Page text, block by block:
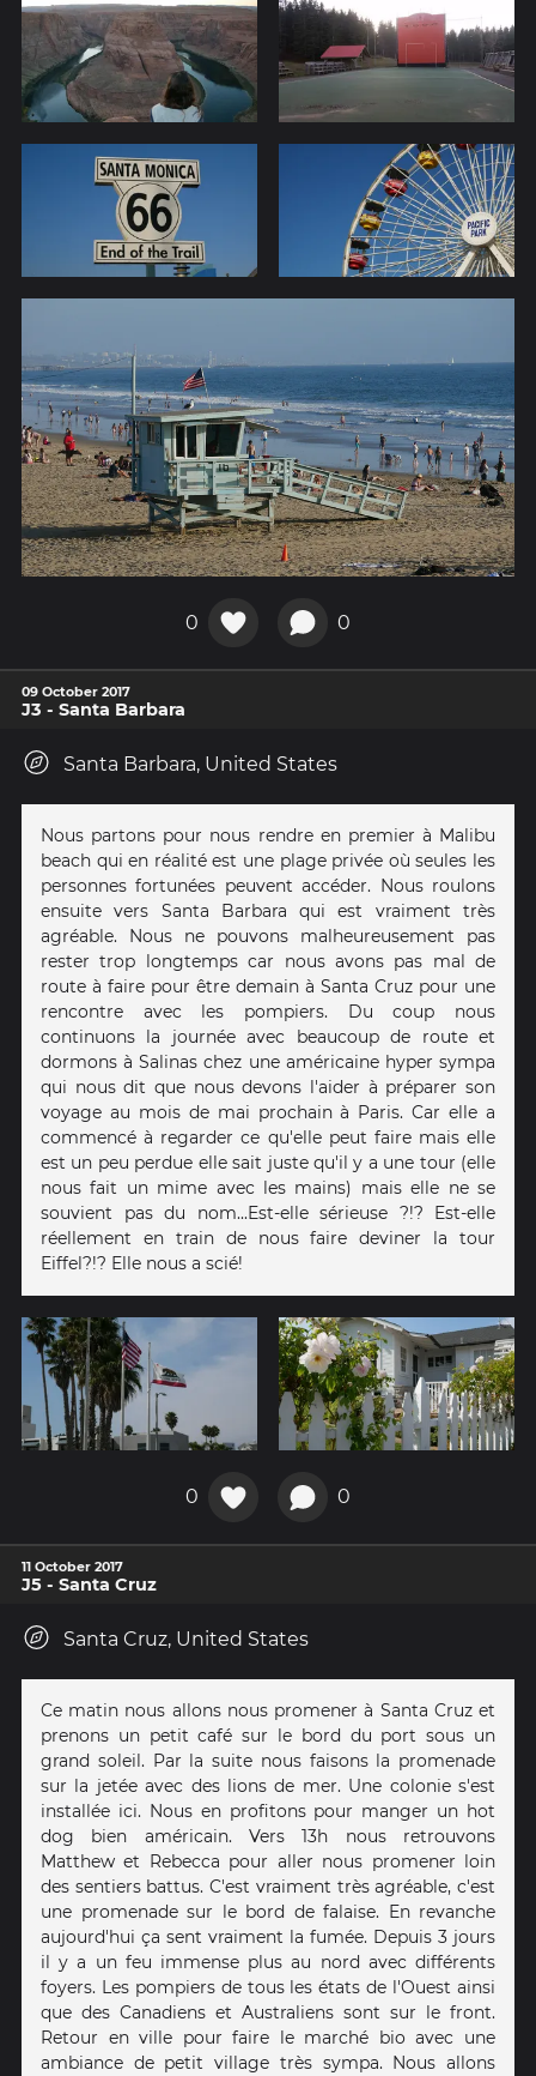
0 0
09 October 2017
J3 - Santa Barbara
Santa Barbara, United States
Nous partons pour nous rendre en premier à Malibu
beach qui en réalité est une plage privée où seules les
personnes fortunées peuvent accéder. Nous roulons
ensuite vers Santa Barbara qui est vraiment très
agréable. Nous ne pouvons malheureusement pas
rester trop longtemps car nous avons pas mal de
route à faire pour être demain à Santa Cruz pour une
rencontre avec les pompiers. Du coup nous
continuons la journée avec beaucoup de route et
dormons à Salinas chez une américaine hyper sympa
qui nous dit que nous devons l'aider à préparer son
voyage au mois de mai prochain à Paris. Car elle a
commencé à regarder ce qu'elle peut faire mais elle
est un peu perdue elle sait juste qu'il y a une tour (elle
nous fait un mime avec les mains) mais elle ne se
souvient pas du nom...Est-elle sérieuse ?!? Est-elle
réellement en train de nous faire deviner la tour
Eiffel?!? Elle nous a scié!
0 0
11 October 2017
J5 - Santa Cruz
Santa Cruz, United States
Ce matin nous allons nous promener à Santa Cruz et
prenons un petit café sur le bord du port sous un
grand soleil. Par la suite nous faisons la promenade
sur la jetée avec des lions de mer. Une colonie s'est
installée ici. Nous en profitons pour manger un hot
dog bien américain. Vers 13h nous retrouvons
Matthew et Rebecca pour aller nous promener loin
des sentiers battus. C'est vraiment très agréable, c'est
une promenade sur le bord de falaise. En revanche
aujourd'hui ça sent vraiment la fumée. Depuis 3 jours
il y a un feu immense plus au nord avec différents
foyers. Les pompiers de tous les états de l'Ouest ainsi
que des Canadiens et Australiens sont sur le front.
Retour en ville pour faire le marché bio avec une
ambiance de petit village très sympa. Nous allons